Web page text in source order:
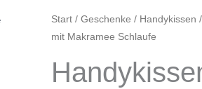
Start/ Geschenke / Handykissen
mit Makramee Schlaufe